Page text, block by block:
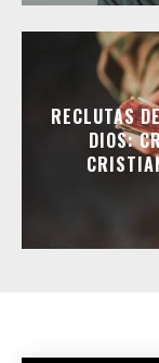
RECLUTAS
DIOS: